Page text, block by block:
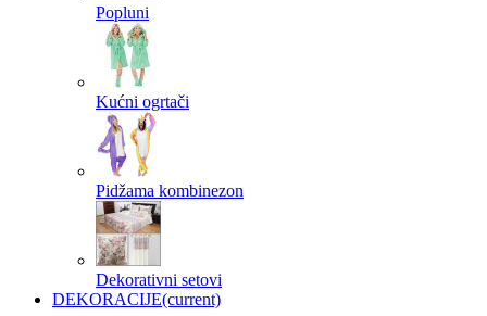
Popluni
Kućni ogrtači
Pidžama kombinezon
Dekorativni setovi
DEKORACIJE(current)